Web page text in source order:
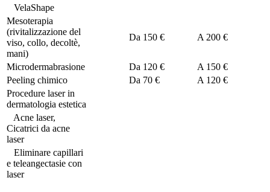
VelaShape
Mesoterapia
(rivitalizzazione del
viso, collo, decoltè,
mani)
Da 150 € A 200 €
Microdermabrasione Da 120 € A 150 €
Peeling chimico
Da 70 € A 120 €
Procedure laser in
dermatologia estetica
Acne laser,
Cicatrici da acne
laser
Eliminare capillari
e teleangectasie con
laser